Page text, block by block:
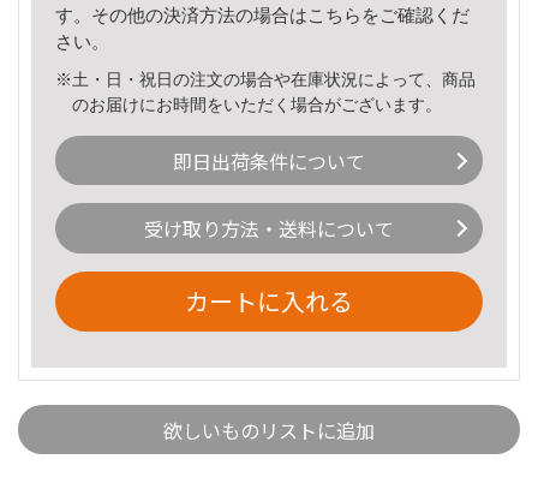
す。その他の決済方法の場合はこちら をご確認くだ
さい。
※土・日・祝日の注文の場合や在庫状況によって、商品
のお届けにお時間をいただく場合がございます。
即日出荷条件について
受け取り方法・送料について
カートに入れる
欲しいものリストに追加